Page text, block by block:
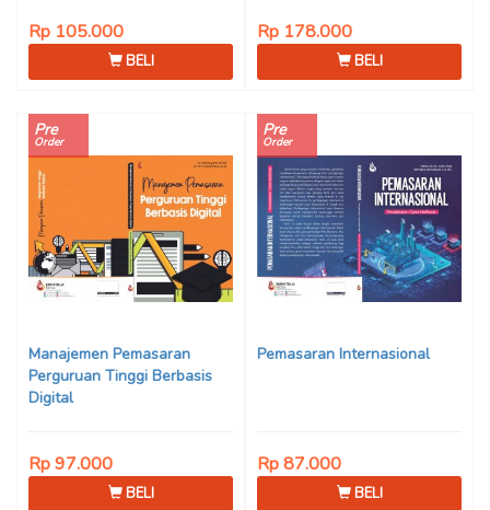
Rp 105.000
BELI
Rp 178.000
BELI
Pre
Order
Manajemen Pemasaran
Perguruan Tinggi Berbasis
Digital
Rp 97.000
BELI
Pre
Order
Pemasaran Internasional
Rp 87.000
BELI